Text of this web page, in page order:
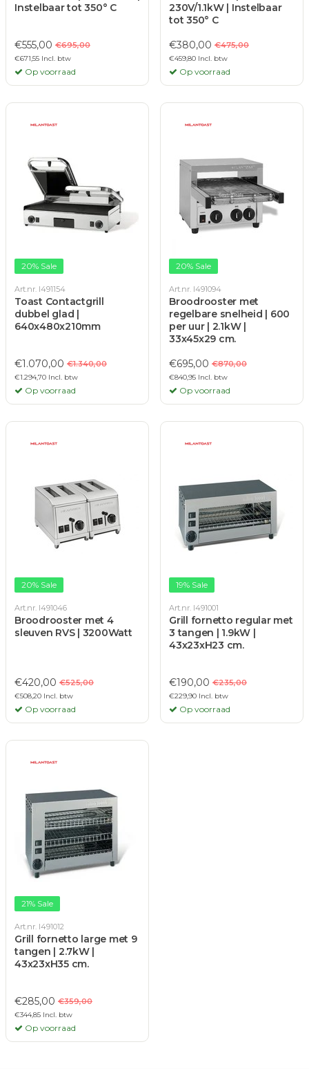
Instelbaar tot 350° C
€555,00 €695,00
€671,55 Incl. btw
Op voorraad
230V/1.1kW | Instelbaar
tot 350° C
€380,00 €475,00
€459,80 Incl. btw
Op voorraad
20% Sale
Art.nr. I491154
Toast Contactgrill
dubbel glad |
640x480x210mm
€1.070,00 €1.340,00
€1.294,70 Incl. btw
Op voorraad
20% Sale
Art.nr. I491094
Broodrooster met
regelbare snelheid | 600
per uur | 2.1kW |
33x45x29 cm.
€695,00 €870,00
€840,95 Incl. btw
Op voorraad
20% Sale
Art.nr. I491046
Broodrooster met 4
sleuven RVS | 3200Watt
€420,00 €525,00
€508,20 Incl. btw
Op voorraad
19% Sale
Art.nr. I491001
Grill fornetto regular met
3 tangen | 1.9kW |
43x23xH23 cm.
€190,00 €235,00
€229,90 Incl. btw
Op voorraad
21% Sale
Art.nr. I491012
Grill fornetto large met 9
tangen | 2.7kW |
43x23xH35 cm.
€285,00 €359,00
€344,85 Incl. btw
Op voorraad